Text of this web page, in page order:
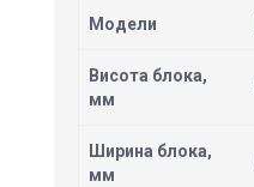
Модели
Висота блока,
мм
Ширина блока,
мм